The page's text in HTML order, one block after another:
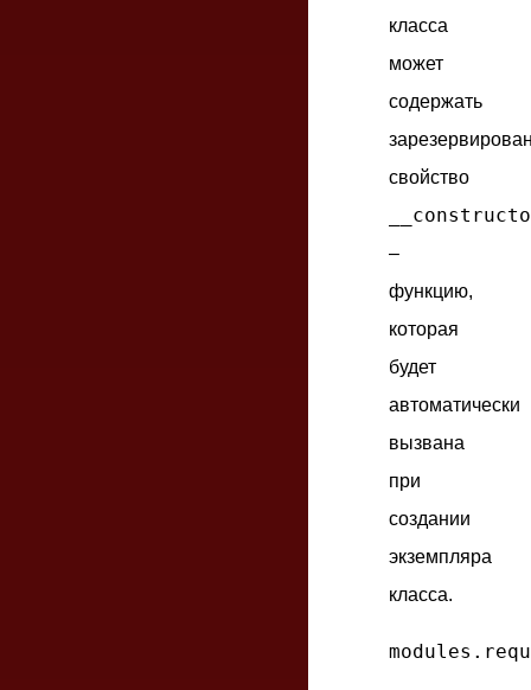
класса
может
содержать
свойство
–
функцию,
которая
будет
автоматически
вызвана
при
создании
экземпляра
класса.